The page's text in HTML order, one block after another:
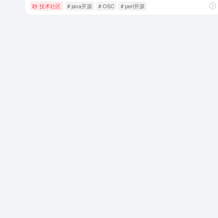
技术社区 # java开源 # OSC # perl开源